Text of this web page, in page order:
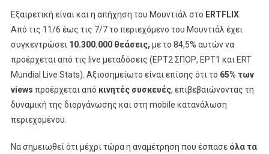
Εξαιρετική είναι και η απήχηση του Μουντιάλ στο ERTFLIX.
Από τις 11/6 έως τις 7/7 το περιεχόμενο του Μουντιάλ έχει
συγκεντρώσει 10.300.000 θεάσεις, με το 84,5% αυτών να
προέρχεται από τις live μεταδόσεις (ΕΡΤ2 ΣΠΟΡ, ΕΡΤ1 και ERT
Mundial Live Stats). Αξιοσημείωτο είναι επίσης ότι το 65% των
views προέρχεται από κινητές συσκευές, επιβεβαιώνοντας τη
δυναμική της διοργάνωσης και στη mobile κατανάλωση
περιεχομένου.
Να σημειωθεί ότι μέχρι τώρα η αναμέτρηση που έσπασε όλα τα